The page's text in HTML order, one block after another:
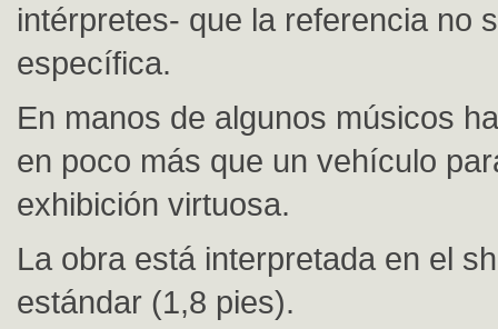
intérpretes- que la referencia no
específica.
En manos de algunos músicos
en poco más que un vehículo
exhibición virtuosa.
La obra está interpretada en el
estándar (1,8 pies).